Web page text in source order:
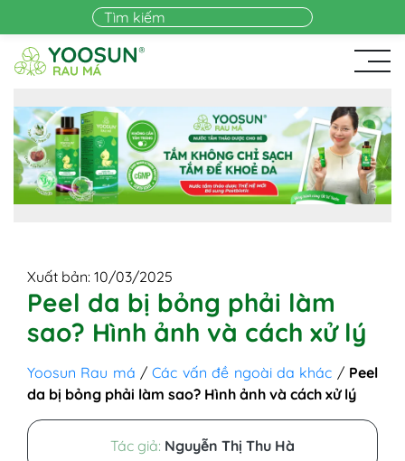
Skip to main content
Xuất bản: 10/03/2025
Peel da bị bỏng phải làm
sao? Hình ảnh và cách xử lý
Yoosun Rau má /Các vấn đề ngoài da khác / Peel
da bị bỏng phải làm sao? Hình ảnh và cách xử lý
Tác giả: Nguyễn Thị Thu Hà